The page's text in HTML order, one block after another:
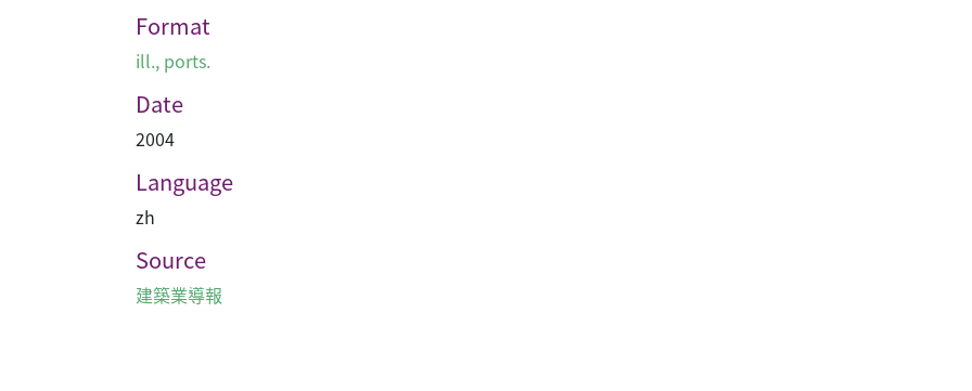
Format
ill., ports.
Date
2004
Language
zh
Source
建築業導報